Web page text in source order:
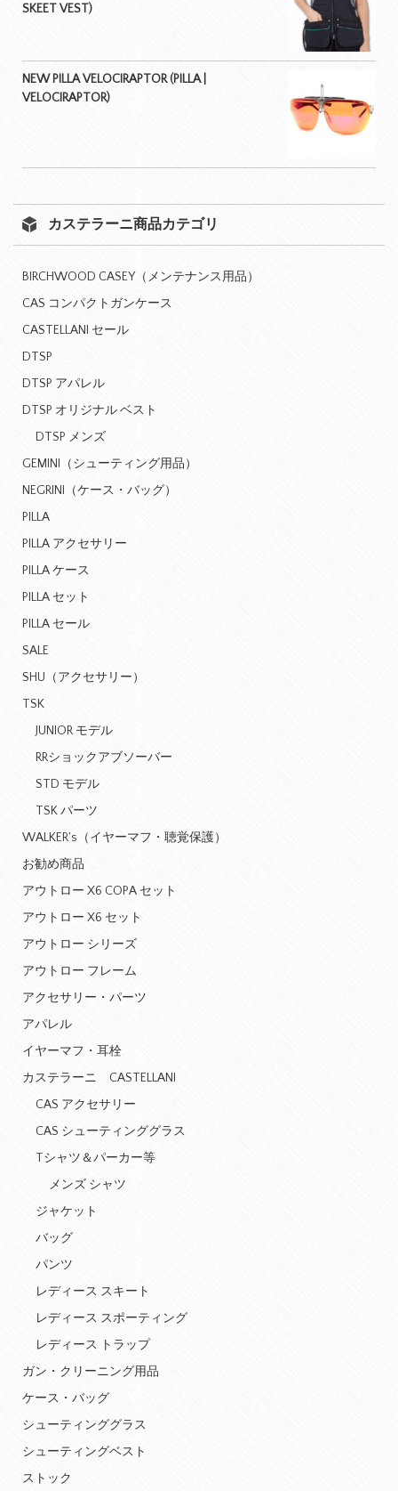
SKEET VEST)
NEW PILLA VELOCIRAPTOR (PILLA |
VELOCIRAPTOR)
カステラーニ商品カテゴリ
BIRCHWOOD CASEY（メンテナンス用品）
CAS コンパクトガンケース
CASTELLANI セール
DTSP
DTSP アパレル
DTSP オリジナル ベスト
DTSP メンズ
GEMINI（シューティング用品）
NEGRINI（ケース・バッグ）
PILLA
PILLA アクセサリー
PILLA ケース
PILLA セット
PILLA セール
SALE
SHU（アクセサリー）
TSK
JUNIOR モデル
RRショックアブソーバー
STD モデル
TSK パーツ
WALKER's（イヤーマフ・聴覚保護）
お勧め商品
アウトロー X6 COPA セット
アウトロー X6 セット
アウトロー シリーズ
アウトロー フレーム
アクセサリー・パーツ
アパレル
イヤーマフ・耳栓
カステラーニ CASTELLANI
CAS アクセサリー
CAS シューティンググラス
Tシャツ＆パーカー等
メンズ シャツ
ジャケット
バッグ
パンツ
レディース スキート
レディース スポーティング
レディース トラップ
ガン・クリーニング用品
ケース・バッグ
シューティンググラス
シューティングベスト
ストック